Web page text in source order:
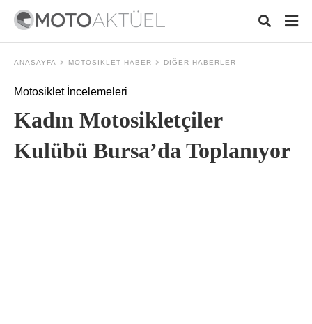
and
ANASAYFA MOTOSIKLET HABER DIĞER HABERLER
Motosiklet İncelemeleri
Kadın Motosikletçiler
Kulübü Bursa’da Toplanıyor